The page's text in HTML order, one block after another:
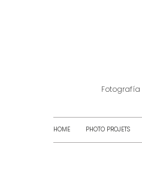
Fotografía
HOME PHOTO PROJETS